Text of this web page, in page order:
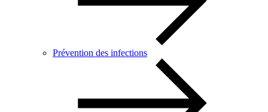
Prévention des infections